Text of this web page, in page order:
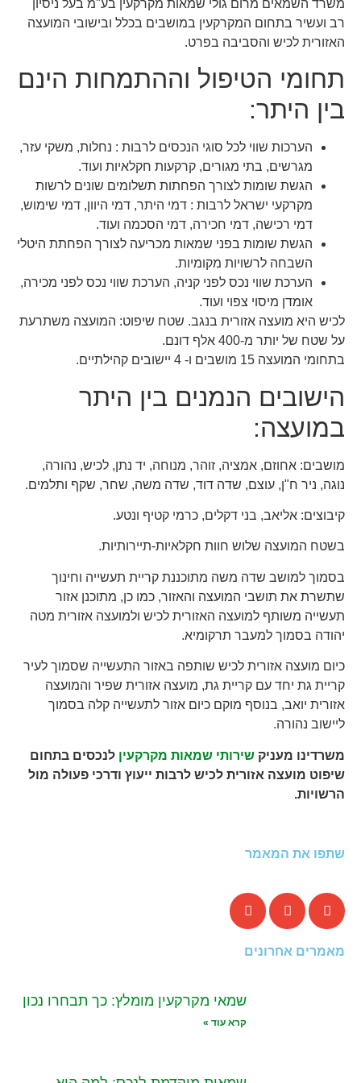
משרד השמאים מרום גולי שמאות מקרקעין בע"מ בעל ניסיון
רב ועשיר בתחום המקרקעין במושבים בכלל ובישובי המועצה
האזורית לכיש והסביבה בפרט.
תחומי הטיפול וההתמחות הינם
בין היתר:
הערכות שווי לכל סוגי הנכסים לרבות : נחלות, משקי עזר,
מגרשים, בתי מגורים, קרקעות חקלאיות ועוד.
הגשת שומות לצורך הפחתות תשלומים שונים לרשות
מקרקעי ישראל לרבות : דמי היתר, דמי היוון, דמי שימוש,
דמי רכישה, דמי חכירה, דמי הסכמה ועוד.
הגשת שומות בפני שמאות מכריעה לצורך הפחתת היטלי
השבחה לרשויות מקומיות.
הערכת שווי נכס לפני קניה, הערכת שווי נכס לפני מכירה,
אומדן מיסוי צפוי ועוד.
לכיש היא מועצה אזורית בנגב. שטח שיפוט: המועצה משתרעת
על שטח של יותר מ-400 אלף דונם.
בתחומי המועצה 15 מושבים ו- 4 יישובים קהילתיים.
הישובים הנמנים בין היתר
במועצה:
מושבים: אחוזם, אמציה, זוהר, מנוחה, יד נתן, לכיש, נהורה,
נוגה, ניר ח"ן, עוצם, שדה דוד, שדה משה, שחר, שקף ותלמים.
קיבוצים: אליאב, בני דקלים, כרמי קטיף ונטע.
בשטח המועצה שלוש חוות חקלאיות-תיירותיות.
בסמוך למושב שדה משה מתוכננת קריית תעשייה וחינוך
שתשרת את תושבי המועצה והאזור, כמו כן, מתוכנן אזור
תעשייה משותף למועצה האזורית לכיש ולמועצה אזורית מטה
יהודה בסמוך למעבר תרקומיא.
כיום מועצה אזורית לכיש שותפה באזור התעשייה שסמוך לעיר
קריית גת יחד עם קריית גת, מועצה אזורית שפיר והמועצה
אזורית יואב, בנוסף מוקם כיום אזור לתעשייה קלה בסמוך
ליישוב נהורה.
משרדינו מעניק שירותי שמאות מקרקעין לנכסים בתחום
שיפוט מועצה אזורית לכיש לרבות ייעוץ ודרכי פעולה מול
הרשויות.
שתפו את המאמר
מאמרים אחרונים
שמאי מקרקעין מומלץ: כך תבחרו נכון
קרא עוד »